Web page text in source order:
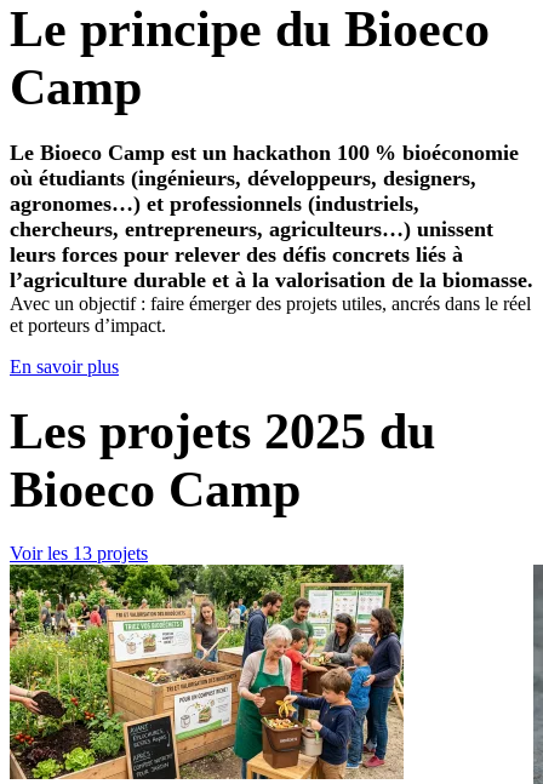
Le principe du Bioeco
Camp
Le Bioeco Camp est un hackathon 100 % bioéconomie
où étudiants (ingénieurs, développeurs, designers,
agronomes…) et professionnels (industriels,
chercheurs, entrepreneurs, agriculteurs…) unissent
leurs forces pour relever des défis concrets liés à
l’agriculture durable et à la valorisation de la biomasse.
Avec un objectif : faire émerger des projets utiles, ancrés dans le réel
et porteurs d’impact.
En savoir plus
Les projets 2025 du
Bioeco Camp
Voir les 13 projets